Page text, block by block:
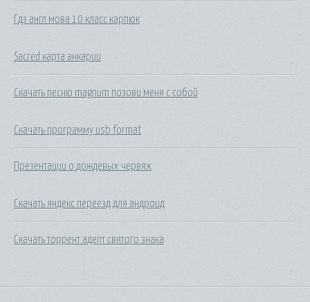
Гдз англ мова 10 класс карпюк
Sacred карта анкарии
Скачать песню magnum позови меня с собой
Скачать программу usb format
Презентации о дождевых червях
Скачать яндекс переезд для андроид
Скачать торрент адепт святого знака